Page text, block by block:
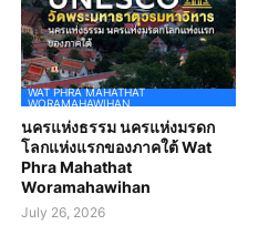
WAT PHRA MAHATHAT
WORAMAHAWIHAN
นครแห่งธรรม นครแห่งมรดก
โลกแห่งแรกของภาคใต้ Wat
Phra Mahathat
Woramahawihan
July 26, 2026